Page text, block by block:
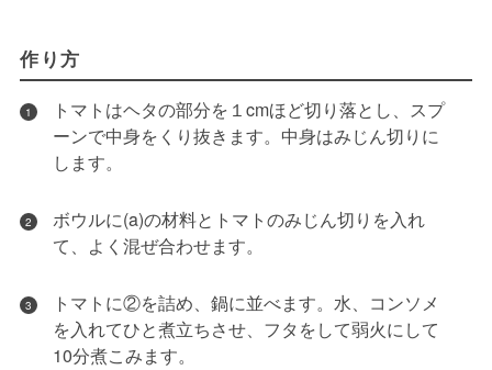
作り方
1
トマトはヘタの部分を１cmほど切り落とし、スプ
ーンで中身をくり抜きます。中身はみじん切りに
します。
2
ボウルに(a)の材料とトマトのみじん切りを入れ
て、よく混ぜ合わせます。
3
トマトに②を詰め、鍋に並べます。水、コンソメ
を入れてひと煮立ちさせ、フタをして弱火にして
10分煮こみます。